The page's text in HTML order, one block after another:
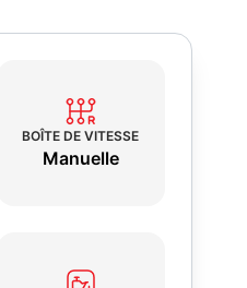
BOÎTE DE VITESSE
Manuelle